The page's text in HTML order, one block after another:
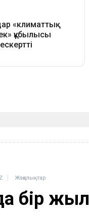
Жаңалықтар
бір